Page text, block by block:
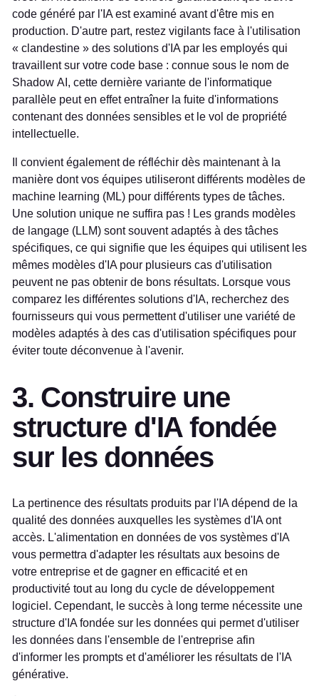
code généré par l'IA est examiné avant d'être mis en
production. D'autre part, restez vigilants face à l'utilisation
« clandestine » des solutions d'IA par les employés qui
travaillent sur votre code base : connue sous le nom de
Shadow AI, cette dernière variante de l'informatique
parallèle peut en effet entraîner la fuite d'informations
contenant des données sensibles et le vol de propriété
intellectuelle.
Il convient également de réfléchir dès maintenant à la
manière dont vos équipes utiliseront différents modèles de
machine learning (ML) pour différents types de tâches.
Une solution unique ne suffira pas ! Les grands modèles
de langage (LLM) sont souvent adaptés à des tâches
spécifiques, ce qui signifie que les équipes qui utilisent les
mêmes modèles d'IA pour plusieurs cas d'utilisation
peuvent ne pas obtenir de bons résultats. Lorsque vous
comparez les différentes solutions d'IA, recherchez des
fournisseurs qui vous permettent d'utiliser une variété de
modèles adaptés à des cas d'utilisation spécifiques pour
éviter toute déconvenue à l'avenir.
3. Construire une
structure d'IA fondée
sur les données
La pertinence des résultats produits par l'IA dépend de la
qualité des données auxquelles les systèmes d'IA ont
accès. L'alimentation en données de vos systèmes d'IA
vous permettra d'adapter les résultats aux besoins de
votre entreprise et de gagner en efficacité et en
productivité tout au long du cycle de développement
logiciel. Cependant, le succès à long terme nécessite une
structure d'IA fondée sur les données qui permet d'utiliser
les données dans l'ensemble de l'entreprise afin
d'informer les prompts et d'améliorer les résultats de l'IA
générative.